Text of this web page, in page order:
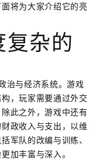
将为大家介绍它的亮
复杂的
治与经济系统。游戏
，玩家需要通过外交
此之外，游戏中还有
政收入与支出，以维
军队的改编与训练、
加丰富与深入。